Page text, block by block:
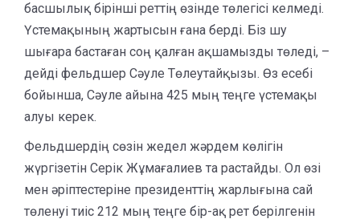
басшылық бірінші реттің өзінде төлегісі келмеді.
Үстемақының жартысын ғана берді. Біз шу
шығара бастаған соң қалған ақшамызды төледі, –
дейді фельдшер Сәуле Төлеутайқызы. Өз есебі
бойынша, Сәуле айына 425 мың теңге үстемақы
алуы керек.
Фельдшердің сөзін жедел жәрдем көлігін
жүргізетін Серік Жұмағалиев та растайды. Ол өзі
мен әріптестеріне президенттің жарлығына сай
төленуі тиіс 212 мың теңге бір-ақ рет берілгенін